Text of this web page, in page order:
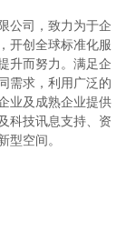
公司，致力为于企
开创全球标准化服
升而努力。满足企
需求，利用广泛的
业及成熟企业提供
科技讯息支持、资
空间。